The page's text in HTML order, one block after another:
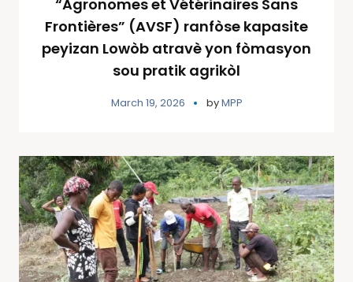
“Agronomes et Vétérinaires Sans
Frontières” (AVSF) ranfòse kapasite
peyizan Lowòb atravè yon fòmasyon
sou pratik agrikòl
March 19, 2026 byMPP